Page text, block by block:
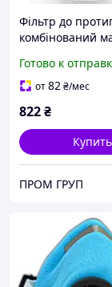
Фільтр до
комбінований
Готово к
от82₴/мес
822₴
Купить
ПРОМ ГРУП